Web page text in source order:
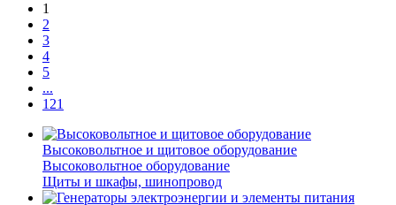
1
2
3
4
5
...
121
Высоковольтное и щитовое оборудование
Высоковольтное оборудование
Щиты и шкафы, шинопровод